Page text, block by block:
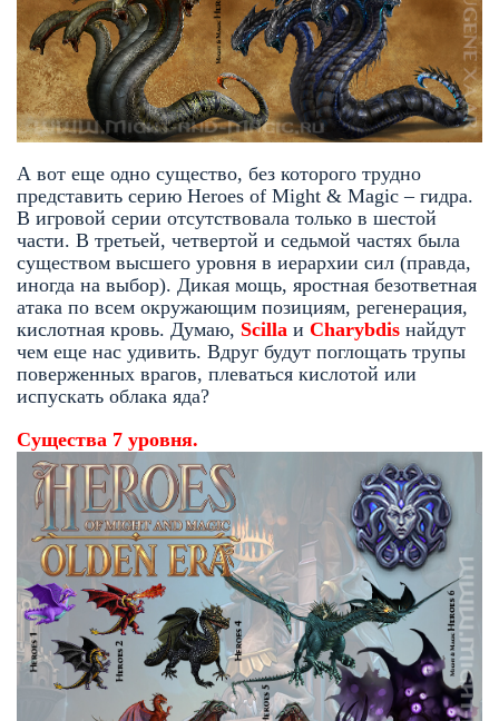
А вот еще одно существо, без которого трудно
представить серию Heroes of Might & Magic – гидра.
В игровой серии отсутствовала только в шестой
части. В третьей, четвертой и седьмой частях была
существом высшего уровня в иерархии сил (правда,
иногда на выбор). Дикая мощь, яростная безответная
атака по всем окружающим позициям, регенерация,
кислотная кровь. Думаю, Scilla и Charybdis найдут
чем еще нас удивить. Вдруг будут поглощать трупы
поверженных врагов, плеваться кислотой или
испускать облака яда?
Существа 7 уровня.